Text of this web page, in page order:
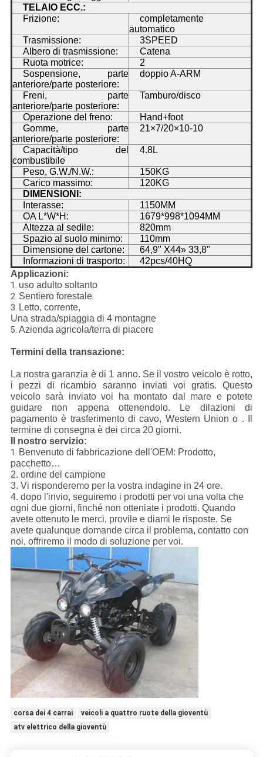
TELAIO ECC.:
Frizione:
completamente
automatico
Trasmissione:
3SPEED
Albero di trasmissione:
Catena
Ruota motrice:
2
Sospensione, parte
anteriore/parte posteriore:
doppio A-ARM
Freni, parte
anteriore/parte posteriore:
Tamburo/disco
Operazione del freno:
Hand+foot
Gomme, parte
anteriore/parte posteriore:
21×7/20×10-10
Capacità/tipo del
combustibile
4.8L
Peso, G.W./N.W.:
150KG
Carico massimo:
120KG
DIMENSIONI:
Interasse:
1150MM
OA L*W*H:
1679*998*1094MM
Altezza al sedile:
820mm
Spazio al suolo minimo:
110mm
Dimensione del cartone:
64,9" X44» 33,8"
Informazioni di trasporto:
42pcs/40HQ
Applicazioni:
1. uso adulto soltanto
2. Sentiero forestale
3. Letto, corrente,
Una strada/spiaggia di 4 montagne
5. Azienda agricola/terra di piacere
Termini della transazione:
La nostra garanzia è di 1 anno. Se il vostro veicolo è rotto,
i pezzi di ricambio saranno inviati voi gratis. Questo
veicolo sarà inviato voi ha montato dal mare e potete
guidare non appena ottenendolo. Le dilazioni di
pagamento è trasferimento di cavo, Western Union o . Il
termine di consegna è dei circa 20 giorni.
Il nostro servizio:
1. Benvenuto di fabbricazione dell'OEM: Prodotto,
pacchetto…
2. ordine del campione
3. Vi risponderemo per la vostra indagine in 24 ore.
4. dopo l'invio, seguiremo i prodotti per voi una volta che
ogni due giorni, finché non otteniate i prodotti. Quando
avete ottenuto le merci, provile e diami le risposte. Se
avete qualunque domande circa il problema, contatto con
noi, offriremo il modo di soluzione per voi.
corsa dei 4 carrai
veicoli a quattro ruote della gioventù
atv elettrico della gioventù